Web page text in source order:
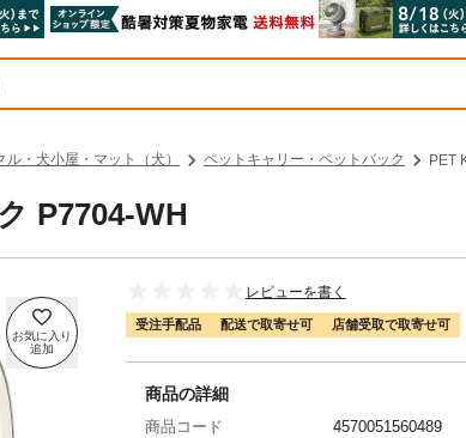
・犬小屋・マット（犬） ペットキャリー・ペットバック PET
P7704-WH
レビューを書く
受注手配品 配送で取寄せ可 店舗受取で取寄せ可
商品の詳細
商品コード
4570051560489